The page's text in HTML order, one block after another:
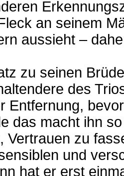
an seinem
aussieht –
zu seinen
des
Entfernung,
das macht ihn
Vertrauen zu
und
hat er erst